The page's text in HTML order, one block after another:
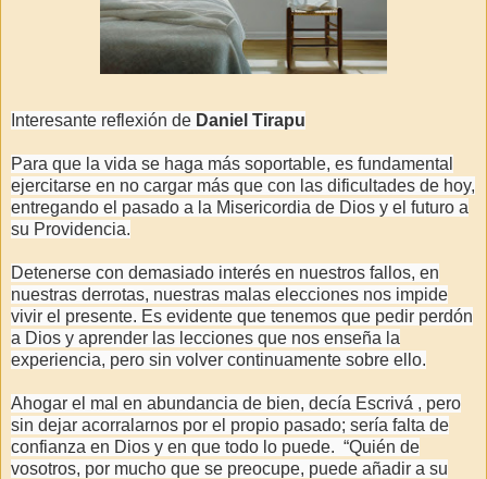
Interesante reflexión de Daniel Tirapu
Para que la vida se haga más soportable, es fundamental
ejercitarse en no cargar más que con las dificultades de hoy,
entregando el pasado a la Misericordia de Dios y el futuro a
su Providencia.
Detenerse con demasiado interés en nuestros fallos, en
nuestras derrotas, nuestras malas elecciones nos impide
vivir el presente. Es evidente que tenemos que pedir perdón
a Dios y aprender las lecciones que nos enseña la
experiencia, pero sin volver continuamente sobre ello.
Ahogar el mal en abundancia de bien, decía Escrivá , pero
sin dejar acorralarnos por el propio pasado; sería falta de
confianza en Dios y en que todo lo puede. “Quién de
vosotros, por mucho que se preocupe, puede añadir a su